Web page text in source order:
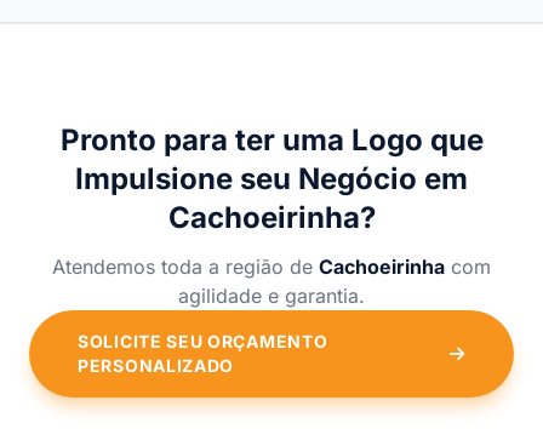
Pronto para ter uma Logo que
Impulsione seu Negócio em
Cachoeirinha?
Atendemos toda a região de Cachoeirinha com
agilidade e garantia.
SOLICITE SEU ORÇAMENTO
PERSONALIZADO